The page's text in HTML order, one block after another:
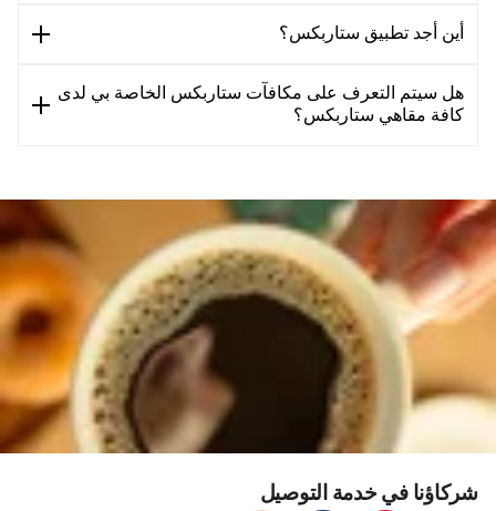
أين أجد تطبيق ستاربكس؟
هل سيتم التعرف على مكافآت ستاربكس الخاصة بي لدى
كافة مقاهي ستاربكس؟
شركاؤنا في خدمة التوصيل